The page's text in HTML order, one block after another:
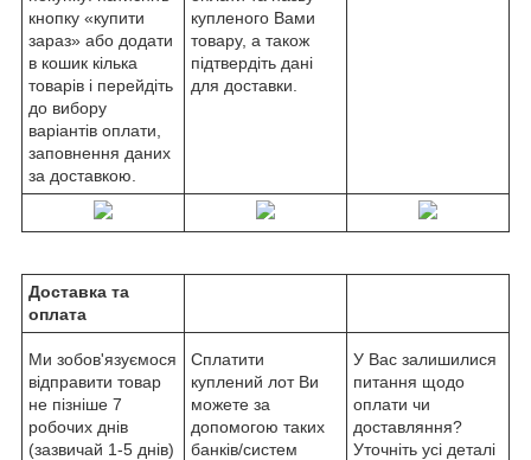
кнопку «купити
зараз» або додати
в кошик кілька
товарів і перейдіть
до вибору
варіантів оплати,
заповнення даних
за доставкою.
купленого Вами
товару, а також
підтвердіть дані
для доставки.
Доставка та
оплата
Ми зобов'язуємося
відправити товар
не пізніше 7
робочих днів
(зазвичай 1-5 днів)
Сплатити
куплений лот Ви
можете за
допомогою таких
банків/систем
У Вас залишилися
питання щодо
оплати чи
доставляння?
Уточніть усі деталі